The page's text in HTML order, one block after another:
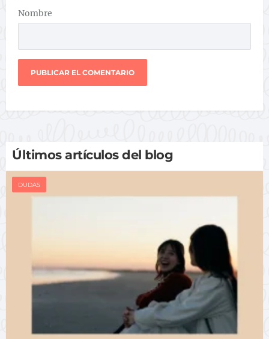
Nombre
Últimos artículos del blog
DUDAS